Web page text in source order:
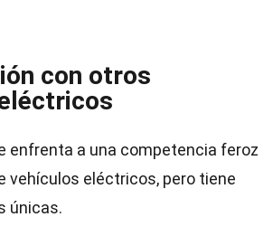
con otros
enfrenta a una competencia feroz
vehículos eléctricos, pero tiene
únicas.